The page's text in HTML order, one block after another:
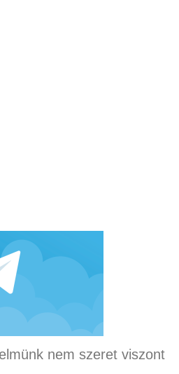
nem szeret viszont